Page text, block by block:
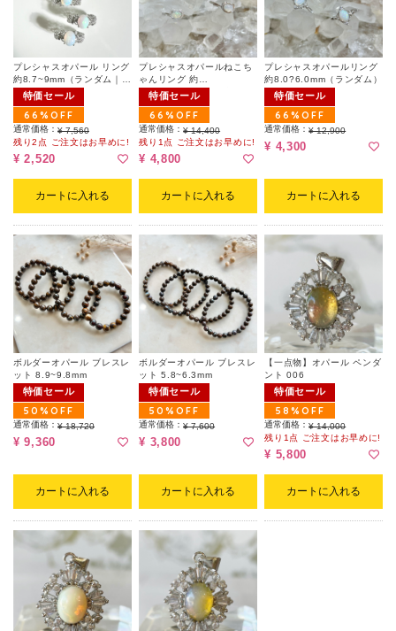
プレシャスオパール リング
約8.7~9mm（ランダム｜フ
リーサイズ）
特価セール
66%OFF
通常価格： ¥ 7,560
残り2点 ご注文はお早めに!
¥ 2,520
カートに入れる
プレシャスオパールねこち
ゃんリング 約
4.0×7.0mm（ランダム）
特価セール
66%OFF
通常価格：¥ 14,400
残り1点 ご注文はお早めに!
¥ 4,800
カートに入れる
プレシャスオパールリング
約8.0?6.0mm（ランダム）
特価セール
66%OFF
通常価格：¥ 12,900
¥ 4,300
カートに入れる
ボルダーオパール ブレスレ
ット 8.9~9.8mm
特価セール
50%OFF
通常価格： ¥ 18,720
¥ 9,360
カートに入れる
ボルダーオパール ブレスレ
ット 5.8~6.3mm
特価セール
50%OFF
通常価格：¥ 7,600
¥ 3,800
カートに入れる
【一点物】オパール ペンダ
ント 006
特価セール
58%OFF
通常価格：¥ 14,000
残り1点 ご注文はお早めに!
¥ 5,800
カートに入れる